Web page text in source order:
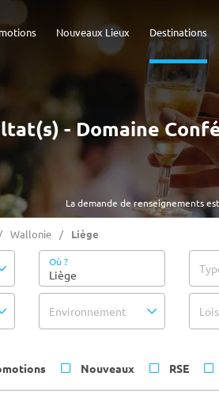
Destinations
Nouveaux Lieux
La demande de renseignements
- Domaine
Wallonie Liège
Où ?
Environnement
Nouveaux RSE